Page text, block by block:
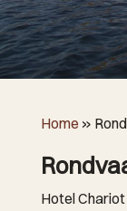
Home »
Hotel